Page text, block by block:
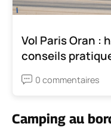
Vol Paris Oran :
conseils
0 commentaires
Camping au